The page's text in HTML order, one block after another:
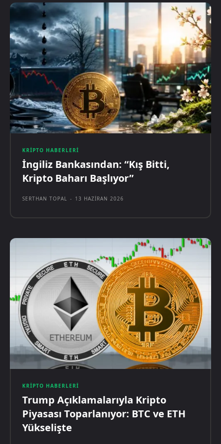
KRIPTO HABERLERI
İngiliz Bankasından: “Kış Bitti,
Kripto Baharı Başlıyor”
SERTHAN TOPAL - 13 HAZIRAN 2026
KRIPTO HABERLERI
Trump Açıklamalarıyla Kripto
Piyasası Toparlanıyor: BTC ve ETH
Yükselişte